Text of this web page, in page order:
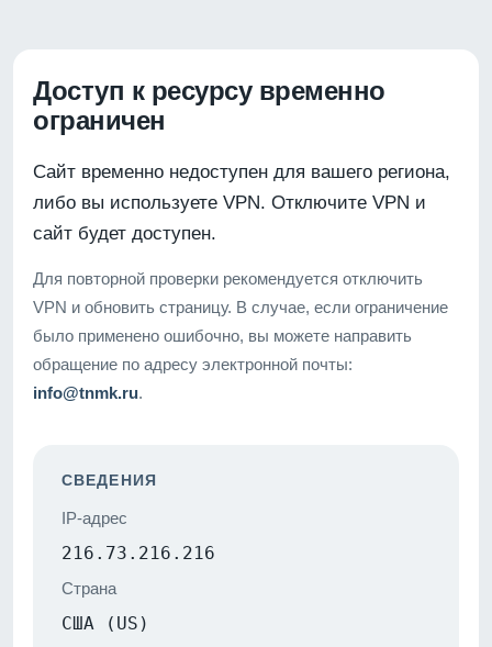
Доступ к ресурсу временно
ограничен
Сайт временно недоступен для вашего региона,
либо вы используете VPN. Отключите VPN и
сайт будет доступен.
Для повторной проверки рекомендуется отключить
VPN и обновить страницу. В случае, если ограничение
было применено ошибочно, вы можете направить
обращение по адресу электронной почты:
info@tnmk.ru.
СВЕДЕНИЯ
IP-адрес
216.73.216.216
Страна
США (US)